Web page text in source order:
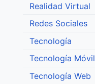
Realidad Virtual
Redes Sociales
Tecnología
Tecnología Móvil
Tecnología Web